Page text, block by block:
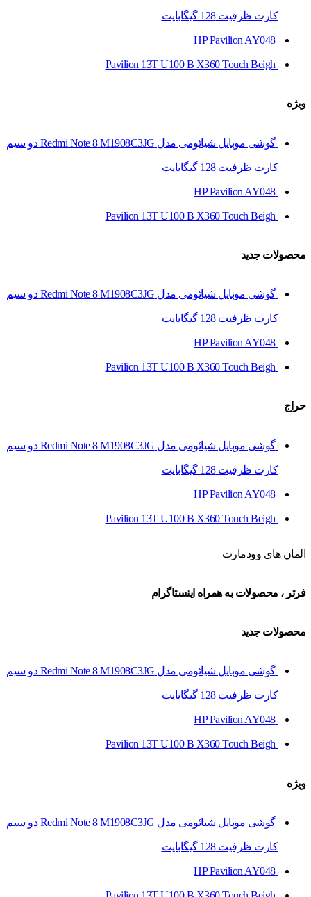
کارت ظرفیت 128 گیگابایت
HP Pavilion AY048
Pavilion 13T U100 B X360 Touch Beigh
ویژه
گوشی موبایل شیائومی مدل Redmi Note 8 M1908C3JG دو سیم‌
کارت ظرفیت 128 گیگابایت
HP Pavilion AY048
Pavilion 13T U100 B X360 Touch Beigh
محصولات جدید
گوشی موبایل شیائومی مدل Redmi Note 8 M1908C3JG دو سیم‌
کارت ظرفیت 128 گیگابایت
HP Pavilion AY048
Pavilion 13T U100 B X360 Touch Beigh
حراج
گوشی موبایل شیائومی مدل Redmi Note 8 M1908C3JG دو سیم‌
کارت ظرفیت 128 گیگابایت
HP Pavilion AY048
Pavilion 13T U100 B X360 Touch Beigh
المان های وودمارت
فرتر ، محصولات به همراه اینستاگرام
محصولات جدید
گوشی موبایل شیائومی مدل Redmi Note 8 M1908C3JG دو سیم‌
کارت ظرفیت 128 گیگابایت
HP Pavilion AY048
Pavilion 13T U100 B X360 Touch Beigh
ویژه
گوشی موبایل شیائومی مدل Redmi Note 8 M1908C3JG دو سیم‌
کارت ظرفیت 128 گیگابایت
HP Pavilion AY048